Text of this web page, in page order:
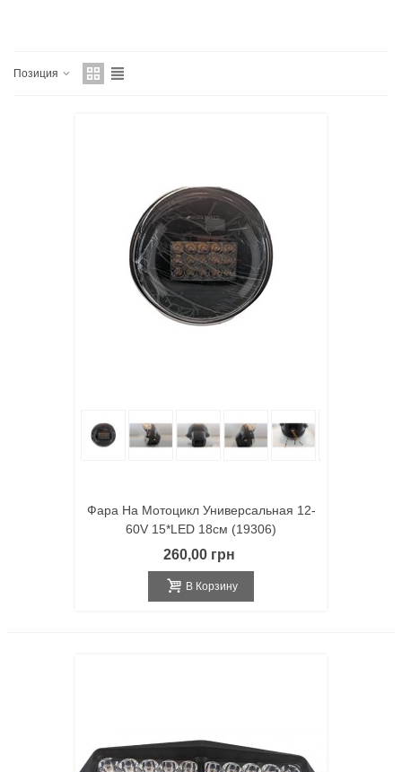
Позиция
Фара На Мотоцикл Универсальная 12-
60V 15*LED 18см (19306)
260,00 грн
В Корзину